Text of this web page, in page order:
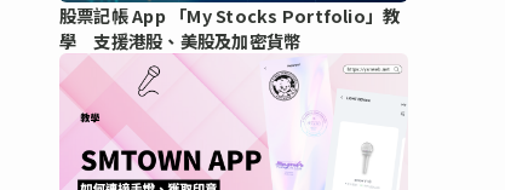
股票記帳 App 「My Stocks Portfolio」教
學 支援港股、美股及加密貨幣